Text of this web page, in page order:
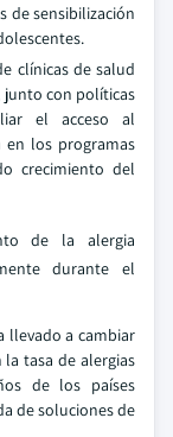
de sensibilización
clínicas de salud
junto con políticas
el acceso al
los programas
crecimiento del
de la alergia
durante el
llevado a cambiar
tasa de alergias
de los países
de soluciones de